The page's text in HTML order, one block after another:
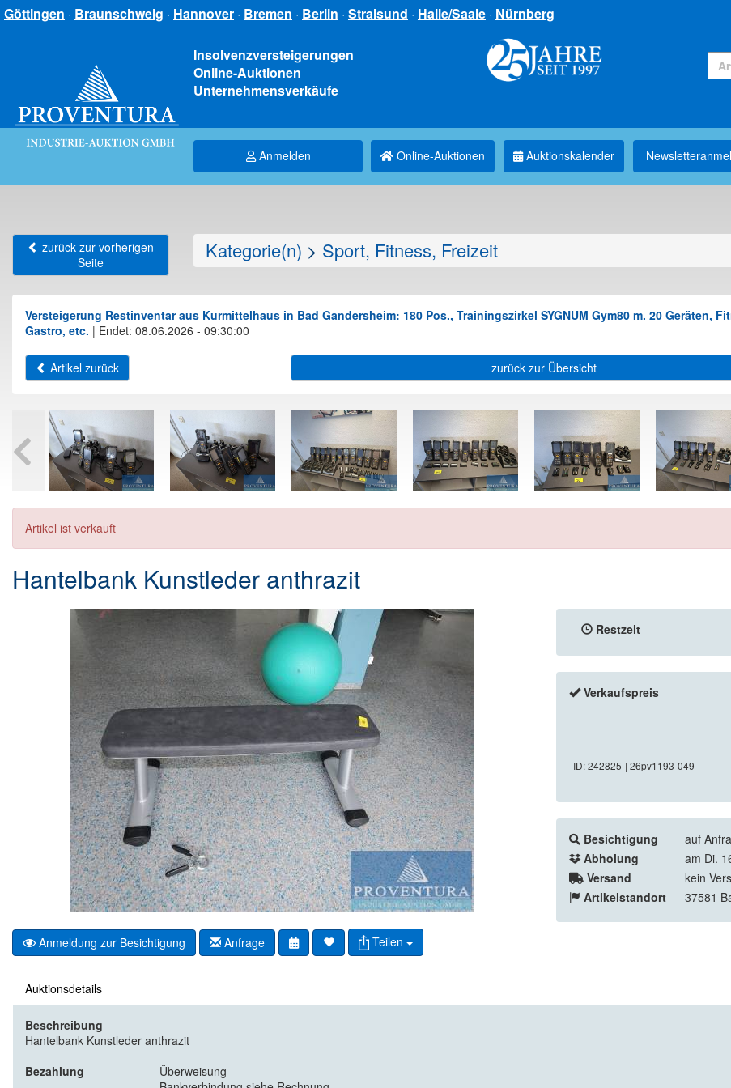
Göttingen · Braunschweig · Hannover · Bremen · Berlin · Stralsund · Halle/Saale · Nürnberg
Insolvenzversteigerungen
Online-Auktionen
Unternehmensverkäufe
Anmelden Online-Auktionen Auktionskalender
zurück zur vorherigen
Seite
Kategorie(n) > Sport, Fitness, Freizeit
Versteigerung Restinventar aus Kurmittelhaus in Bad Gandersheim: 180 Pos., Trainingszirkel SYGNUM Gym80 m. 20 Geräten,
Gastro, etc. | Endet: 08.06.2026 - 09:30:00
Artikel zurück zurück zur Übersicht
Artikel ist verkauft
Hantelbank Kunstleder anthrazit
Anmeldung zur Besichtigung Anfrage Teilen
Restzeit
Verkaufspreis
ID: 242825 | 26pv1193-049
Besichtigung
auf
Abholung
am Di.
Versand
kein
Artikelstandort
37581
Auktionsdetails
Beschreibung
Hantelbank Kunstleder anthrazit
Bezahlung
Überweisung